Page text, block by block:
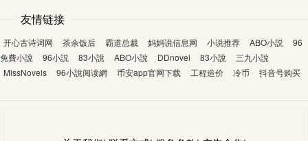
友情链接
开心古诗词网 茶余饭后 霸道总裁 妈妈说信息网 小说推荐 ABO小説
96
免費小說
96小説 83小說 ABO小說 DDnovel 83小說
三九小說
MissNovels
96小說阅读網 币安app官网下载 工程造价 冷币 抖音号购买